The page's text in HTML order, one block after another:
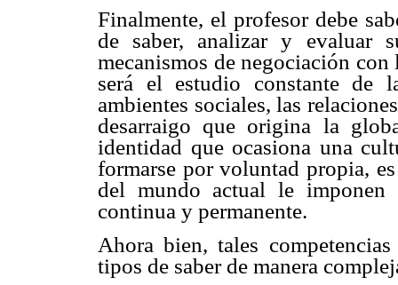
Finalmente, el profesor debe
de saber, analizar y evaluar
mecanismos de negociación
será el estudio constante
ambientes sociales, las
desarraigo que origina la
identidad que ocasiona una
formarse por voluntad propia,
del mundo actual le imponen
continua y permanente.
Ahora bien, tales
tipos de saber de manera